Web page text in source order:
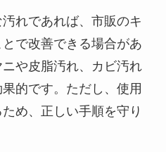
れであれば、市販のキ
で改善できる場合があ
や皮脂汚れ、カビ汚れ
的です。ただし、使用
め、正しい手順を守り